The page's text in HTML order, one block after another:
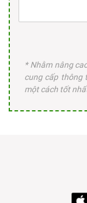
* Nhằm nâng
cung cấp thông
một cách tốt